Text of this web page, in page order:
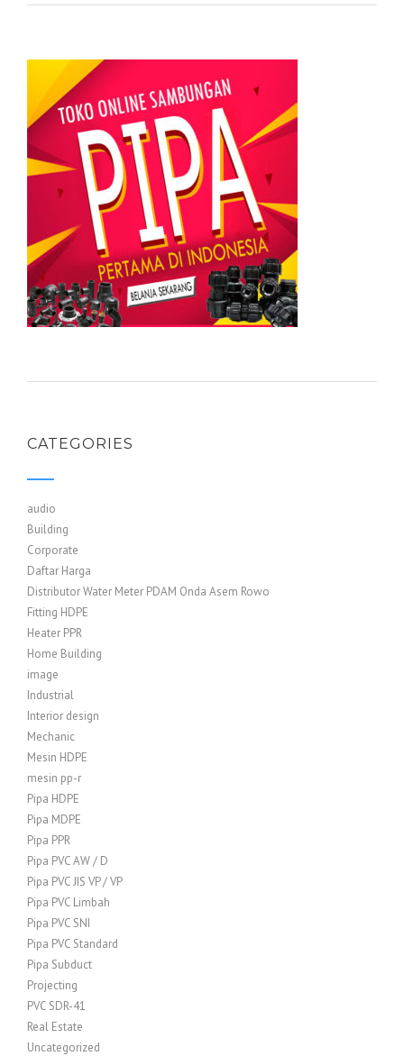
CATEGORIES
audio
Building
Corporate
Daftar Harga
Distributor Water Meter PDAM Onda Asem Rowo
Fitting HDPE
Heater PPR
Home Building
image
Industrial
Interior design
Mechanic
Mesin HDPE
mesin pp-r
Pipa HDPE
Pipa MDPE
Pipa PPR
Pipa PVC AW / D
Pipa PVC JIS VP / VP
Pipa PVC Limbah
Pipa PVC SNI
Pipa PVC Standard
Pipa Subduct
Projecting
PVC SDR-41
Real Estate
Uncategorized